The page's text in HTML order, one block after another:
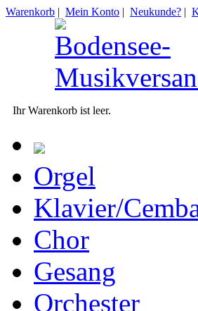
Warenkorb | Mein Konto | Neukunde? |
Ihr Warenkorb ist leer.
Orgel
Klavier/
Chor
Gesang
Orchester